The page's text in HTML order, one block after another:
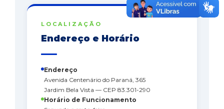
LOCALIZAÇÃO
Endereço e Horário
Endereço
Avenida Centenário do Paraná, 365
Jardim Bela Vista — CEP 83.301-290
Horário de Funcionamento